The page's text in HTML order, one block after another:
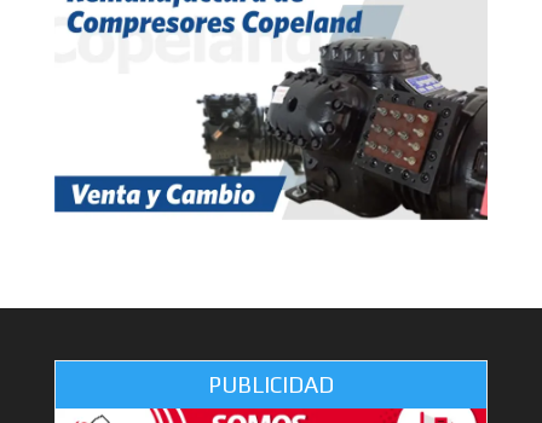
PUBLICIDAD